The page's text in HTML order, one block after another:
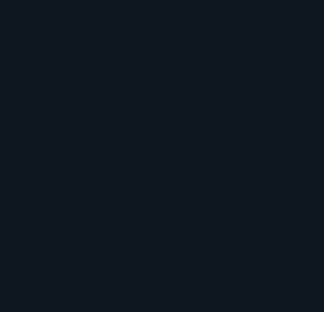
dispositions combinées des articles
Procédure pénale que le délai d’appel
de la remise de l’acte effectuée dans les
les conventions internationales.
il n’est justifié d’aucune notification ni
du jugement à R et en
faire appel n’a pu courir contre lui.
est contenue dans l’acte d’appel
le délai de 30 jours, imposé par l’article
de Mannheim pour justifier le
respecté, qu’ainsi l’appel est recevable